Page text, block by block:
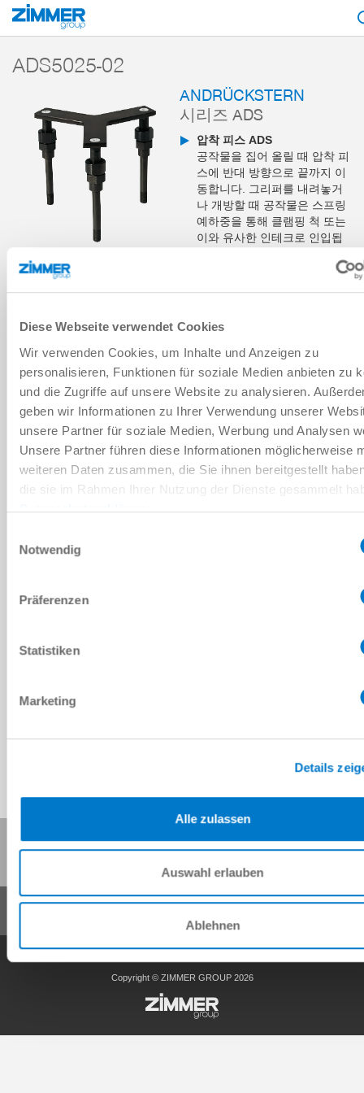
Diese Webseite verwendet Cookies
Wir verwenden Cookies, um Inhalte und Anzeigen zu
personalisieren, Funktionen für soziale Medien anbieten zu
und die Zugriffe auf unsere Website zu analysieren.
geben wir Informationen zu Ihrer Verwendung unserer
unsere Partner für soziale Medien, Werbung und Analysen
Unsere Partner führen diese Informationen möglicherweise
weiteren Daten zusammen, die Sie ihnen bereitgestellt
die sie im Rahmen Ihrer Nutzung der Dienste gesammelt
Notwendig
Präferenzen
Statistiken
Marketing
Details
Alle zulassen
Auswahl erlauben
Ablehnen
시작 제품
ADS5025-02
ANDRÜCKSTERN
시리즈 ADS
압착 피스 ADS
공작물을 집어 올릴 때 압착 피
스에 반대 방향으로 끝까지 이
동합니다. 그리퍼를 내려놓거
나 개방할 때 공작물은 스프링
예하중을 통해 클램핑 척 또는
이와 유사한 인테크로 인입됩
장바구니에 추가
비교에 추가
기술 데이터
다운로드
일반거래조건 개인정보 보호정책 사이트 정보 연락처
Copyright © ZIMMER GROUP 2026